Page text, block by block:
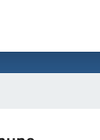
stelle su 5
su 5
5